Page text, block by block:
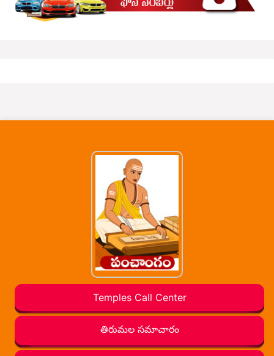
Temples Call Center
తిరుమల సమాచారం